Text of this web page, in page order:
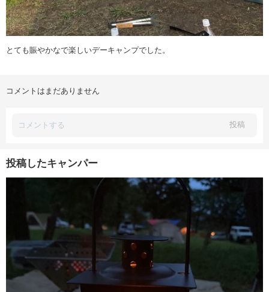
とても賑やかなで楽しいデーキャンプでした。
コメントはまだありません
投稿
投稿したキャンパー